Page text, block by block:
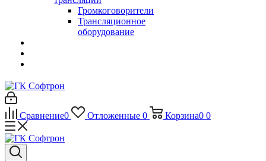
Громкоговорители
Трансляционное
оборудование
Сравнение0 Отложенные 0 Корзина0 0